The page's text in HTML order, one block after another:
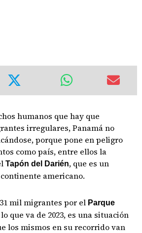
humanos que hay que
irregulares, Panamá no
porque pone en peligro
como país, entre ellos la
Tapón del Darién, que es un
americano.
mil migrantes por el Parque
que va de 2023, es una situación
los mismos en su recorrido van